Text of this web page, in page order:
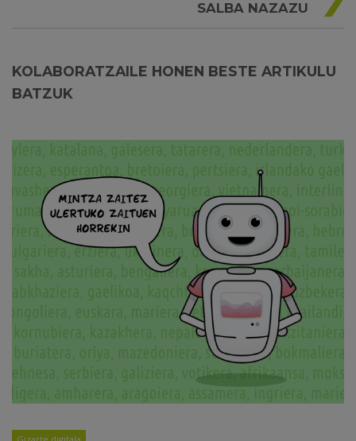
SALBA NAZAZU
KOLABORATZAILE HONEN BESTE ARTIKULU
BATZUK